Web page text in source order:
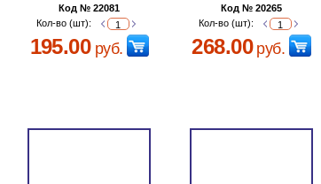
Код № 22081
Кол-во (шт):
195.00руб.
Код № 20265
Кол-во (шт):
268.00руб.